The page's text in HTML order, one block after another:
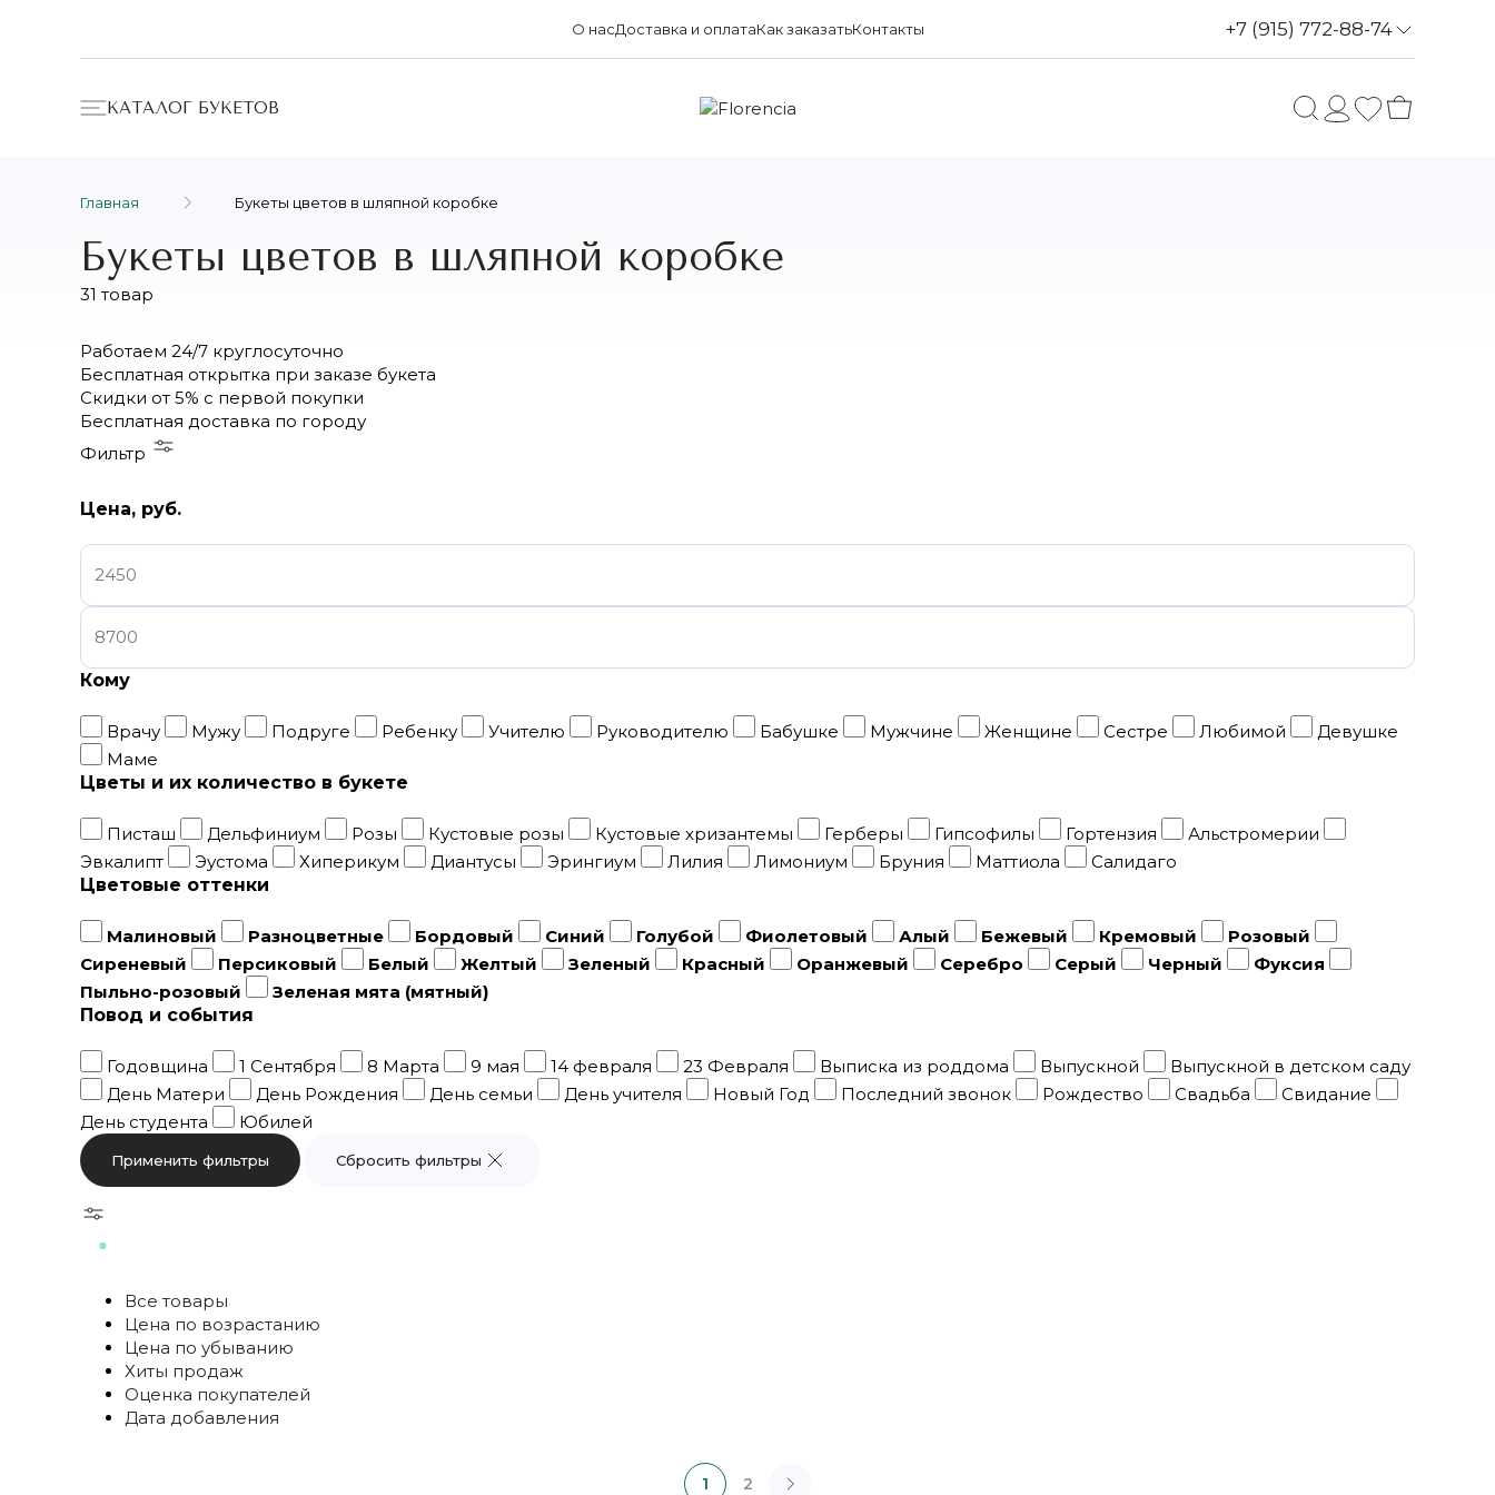
О насДоставка и оплатаКак заказатьКонтакты +7 (915) 772-88-74
КАТАЛОГ БУКЕТОВ
Главная Букеты цветов в шляпной коробке
Букеты цветов в шляпной коробке
31 товар
Работаем 24/7 круглосуточно
Бесплатная открытка при заказе букета
Скидки от 5% с первой покупки
Бесплатная доставка по городу
Фильтр
Цена, руб.
Кому
Врачу Мужу Подруге Ребенку Учителю Руководителю Бабушке Мужчине Женщине Сестре Любимой
Девушке
Маме
Цветы и их количество в букете
Писташ Дельфиниум Розы Кустовые розы Кустовые хризантемы Герберы Гипсофилы Гортензия
Альстромерии
Эвкалипт
Эустома Хиперикум Диантусы Эрингиум Лилия Лимониум Бруния Маттиола
Салидаго
Цветовые оттенки
Малиновый Разноцветные Бордовый Синий Голубой Фиолетовый Алый Бежевый Кремовый
Розовый
Сиреневый
Персиковый Белый Желтый Зеленый Красный Оранжевый Серебро Серый Черный
Фуксия
Пыльно-розовый
Зеленая мята (мятный)
Повод и события
Годовщина 1 Сентября 8 Марта 9 мая 14 февраля 23 Февраля Выписка из роддома Выпускной
Выпускной в детском саду
День Матери
День Рождения День семьи День учителя Новый Год Последний звонок Рождество Свадьба
Свидание
День студента
Юбилей
Сбросить фильтры
Все товары
Цена по возрастанию
Цена по убыванию
Хиты продаж
Оценка покупателей
Дата добавления
1 2